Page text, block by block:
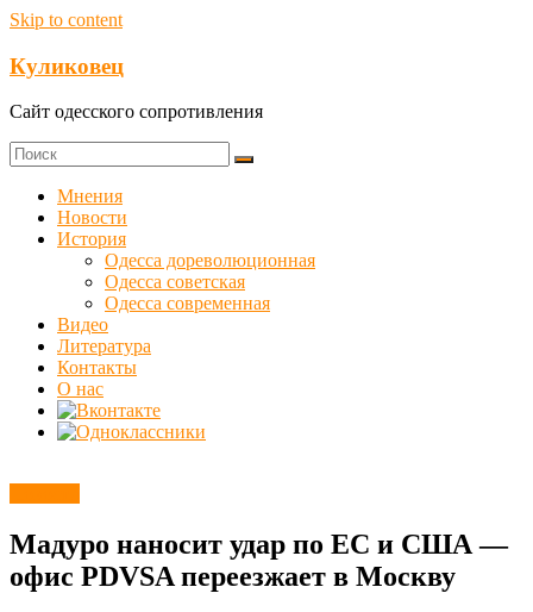
Skip to content
Куликовец
Сайт одесского сопротивления
Мнения
Новости
История
Одесса дореволюционная
Одесса советская
Одесса современная
Видео
Литература
Контакты
О нас
Мадуро наносит удар по ЕС и США —
офис PDVSA переезжает в Москву